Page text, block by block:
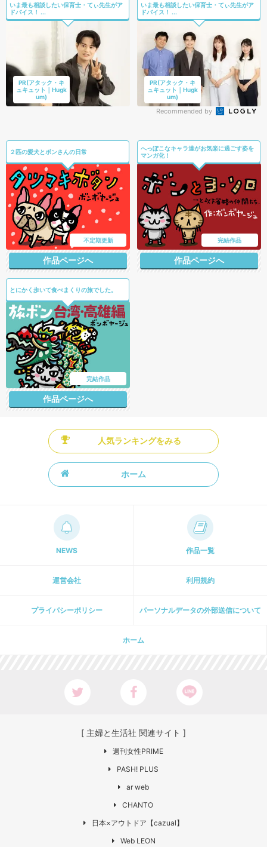
いま最も相談したい保育士・てぃ先生がア
ドバイス！ ...
PR(アタック・キ
ュキュット｜Hugk
um)
いま最も相談したい保育士・てぃ先生がア
ドバイス！ ...
PR(アタック・キ
ュキュット｜Hugk
um)
Recommended by
２匹の愛犬とボンさんの日常
不定期更新
作品ページへ
へっぽこなキャラ達がお気楽に過ごす姿を
マンガ化！
完結作品
作品ページへ
とにかく歩いて食べまくりの旅でした。
完結作品
作品ページへ
人気ランキングをみる
ホーム
NEWS 作品一覧
運営会社 利用規約
プライパシーポリシー パーソナルデータの外部送信について
ホーム
[ 主婦と生活社 関連サイト ]
週刊女性PRIME
PASH! PLUS
ar web
CHANTO
日本×アウトドア【cazual】
Web LEON